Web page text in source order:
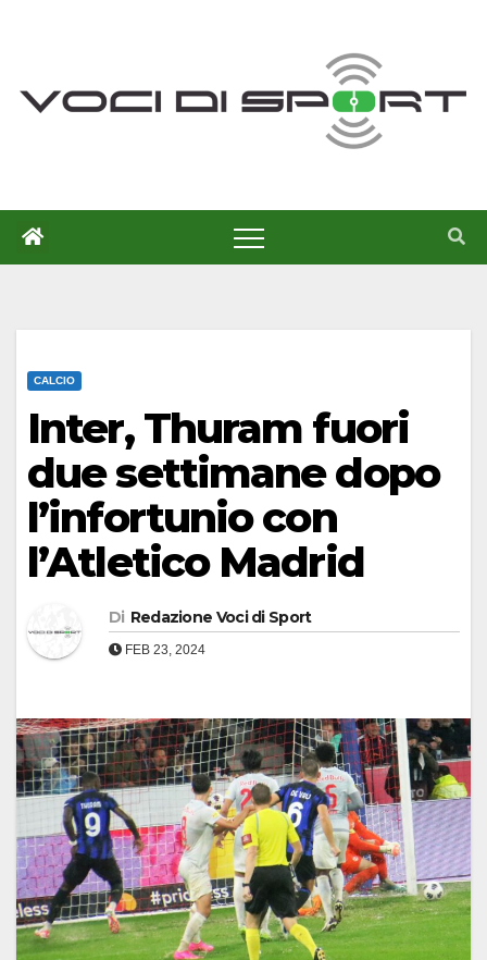
CALCIO
Inter, Thuram fuori
due settimane dopo
l’infortunio con
l’Atletico Madrid
Di Redazione Voci di Sport
FEB 23, 2024